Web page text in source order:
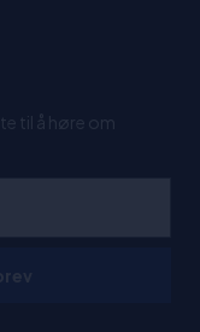
til å høre om